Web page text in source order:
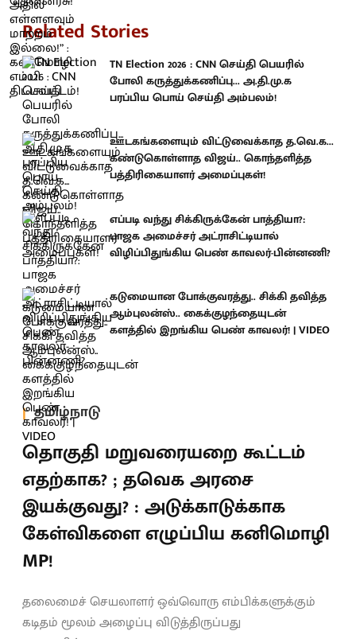
Related Stories
TN Election 2026 : CNN செய்தி பெயரில்
போலி கருத்துக்கணிப்பு... அ.தி.மு.க
பரப்பிய பொய் செய்தி அம்பலம்!
ஊடகங்களையும் விட்டுவைக்காத த.வெ.க...
கண்டுகொள்ளாத விஜய்.. கொந்தளித்த
பத்திரிகையாளர் அமைப்புகள்!
எப்படி வந்து சிக்கிருக்கேன் பாத்தியா?:
பாஜக அமைச்சர் அட்ராசிட்டியால்
விழிப்பிதுங்கிய பெண் காவலர்-பின்னணி?
கடுமையான போக்குவரத்து.. சிக்கி தவித்த
ஆம்புலன்ஸ்.. கைக்குழந்தையுடன்
களத்தில் இறங்கிய பெண் காவலர்! | VIDEO
தமிழ்நாடு
தொகுதி மறுவரையறை கூட்டம்
எதற்காக? ; தவெக அரசை
இயக்குவது? : அடுக்காடுக்காக
கேள்விகளை எழுப்பிய கனிமொழி
MP!
தலைமைச் செயலாளர் ஒவ்வொரு எம்பிக்களுக்கும்
கடிதம் மூலம் அழைப்பு விடுத்திருப்பது